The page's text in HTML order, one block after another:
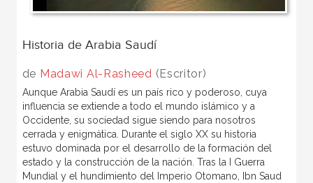
Historia de Arabia Saudí
de Madawi Al-Rasheed (Escritor)
Aunque Arabia Saudí es un país rico y poderoso, cuya
influencia se extiende a todo el mundo islámico y a
Occidente, su sociedad sigue siendo para nosotros
cerrada y enigmática. Durante el siglo XX su historia
estuvo dominada por el desarrollo de la formación del
estado y la construcción de la nación. Tras la I Guerra
Mundial y el hundimiento del Imperio Otomano, Ibn Saud